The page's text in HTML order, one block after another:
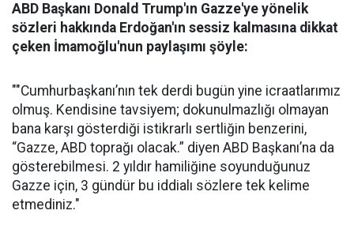
ABD Başkanı Donald Trump'ın Gazze'ye yönelik
sözleri hakkında Erdoğan'ın sessiz kalmasına dikkat
çeken İmamoğlu'nun paylaşımı şöyle:
""Cumhurbaşkanı’nın tek derdi bugün yine icraatlarımız
olmuş. Kendisine tavsiyem; dokunulmazlığı olmayan
bana karşı gösterdiği istikrarlı sertliğin benzerini,
“Gazze, ABD toprağı olacak.” diyen ABD Başkanı’na da
gösterebilmesi. 2 yıldır hamiliğine soyunduğunuz
Gazze için, 3 gündür bu iddialı sözlere tek kelime
etmediniz."